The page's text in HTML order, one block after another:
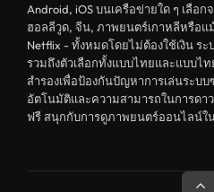
Android, iOS บนเครือข่ายใด ๆ เลือ
ฮอลลีวูด, จีน, ภาพยนตร์เกาหลีหรือ
Netflix - ทั้งหมดโดยไม่ต้องใช้เงิน ระ
รวมถึงตัวเลือกทั้งแบบไทยและแบบไ
สำรองเพื่อป้องกันปัญหาการเล่นระบ
อัตโนมัติและความสามารถในการด
ฟรี สนุกกับการดูภาพยนตร์ออนไลน์ใ